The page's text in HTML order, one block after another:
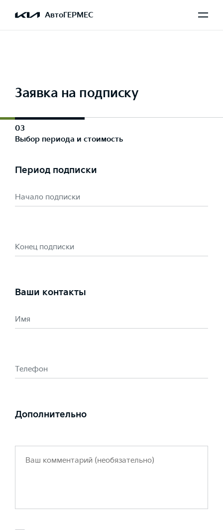
АвтоГЕРМЕС
Заявка на подписку
03
Выбор периода и стоимость
Выбран Carnival
Период подписки
Начало подписки
Конец подписки
Ваши контакты
Имя
Телефон
Дополнительно